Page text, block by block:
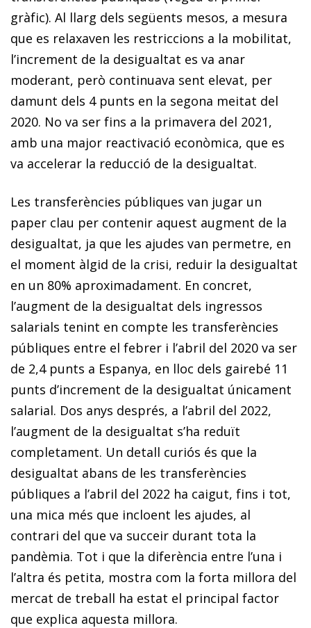
gràfic). Al llarg dels següents mesos, a mesura
que es relaxaven les restriccions a la mobilitat,
l’increment de la desigualtat es va anar
moderant, però continuava sent elevat, per
damunt dels 4 punts en la segona meitat del
2020. No va ser fins a la primavera del 2021,
amb una major reactivació econòmica, que es
va accelerar la reducció de la desigualtat.
Les transferències públiques van jugar un
paper clau per contenir aquest augment de la
desigualtat, ja que les ajudes van permetre, en
el moment àlgid de la crisi, reduir la desigualtat
en un 80% aproximadament. En concret,
l’augment de la desigualtat dels ingressos
salarials tenint en compte les transferències
públiques entre el febrer i l’abril del 2020 va ser
de 2,4 punts a Espanya, en lloc dels gairebé 11
punts d’increment de la desigualtat únicament
salarial. Dos anys després, a l’abril del 2022,
l’aug­­ment de la desigualtat s’ha reduït
completament. Un detall curiós és que la
desigualtat abans de les transferències
públiques a l’abril del 2022 ha caigut, fins i tot,
una mica més que incloent les ajudes, al
contrari del que va succeir durant tota la
pandèmia. Tot i que la diferència entre l’una i
l’altra és petita, mostra com la forta millora del
mercat de treball ha estat el principal factor
que explica aquesta millora.